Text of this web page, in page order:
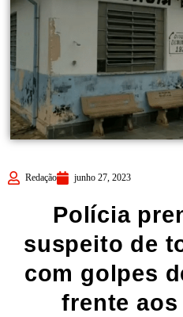
Redação junho 27, 2023
Polícia
suspeito de
com golpes
frente